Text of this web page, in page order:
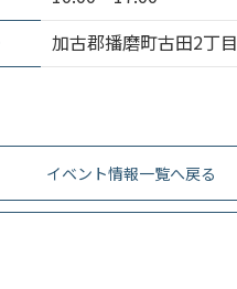
加古郡播磨町古田2丁目
イベント情報一覧へ戻る